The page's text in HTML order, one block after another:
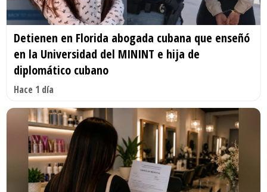
Detienen en Florida abogada cubana que enseñó
en la Universidad del MININT e hija de
diplomático cubano
Hace 1 día